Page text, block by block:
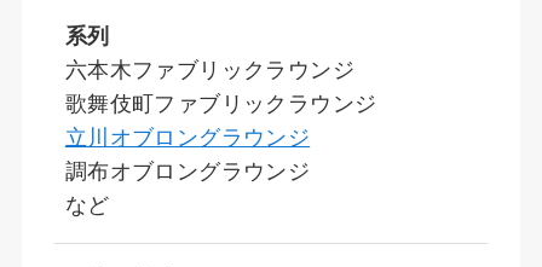
系列
六本木ファブリックラウンジ
歌舞伎町ファブリックラウンジ
立川オブロングラウンジ
調布オブロングラウンジ
など